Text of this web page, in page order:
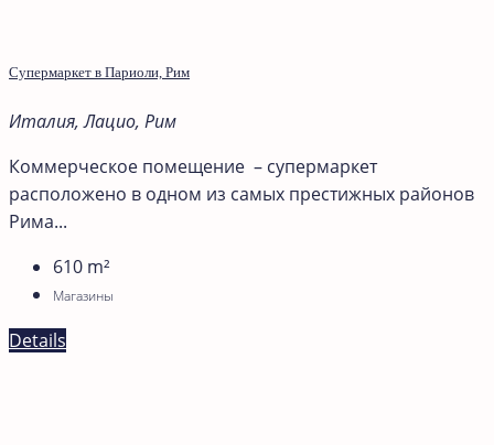
Супермаркет в Париоли, Рим
Италия, Лацио, Рим
Коммерческое помещение – супермаркет
расположено в одном из самых престижных районов
Рима...
610 m²
Магазины
Details